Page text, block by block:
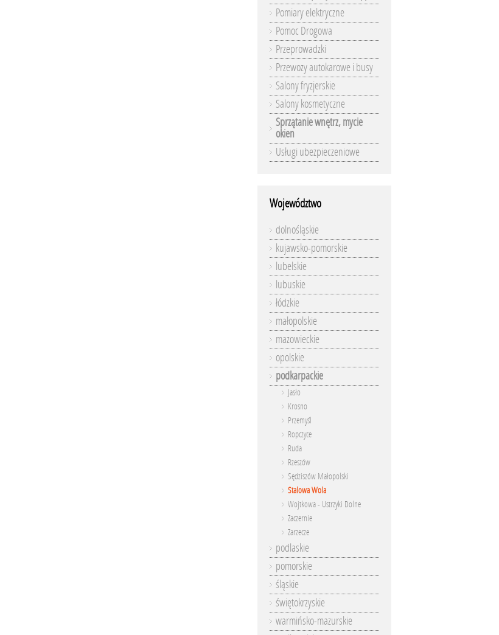
Pomiary elektryczne
Pomoc Drogowa
Przeprowadzki
Przewozy autokarowe i busy
Salony fryzjerskie
Salony kosmetyczne
Sprzątanie wnętrz, mycie
okien
Usługi ubezpieczeniowe
Województwo
dolnośląskie
kujawsko-pomorskie
lubelskie
lubuskie
łódzkie
małopolskie
mazowieckie
opolskie
podkarpackie
Jasło
Krosno
Przemyśl
Ropczyce
Ruda
Rzeszów
Sędziszów Małopolski
Stalowa Wola
Wojtkowa - Ustrzyki Dolne
Zaczernie
Zarzecze
podlaskie
pomorskie
śląskie
świętokrzyskie
warmińsko-mazurskie